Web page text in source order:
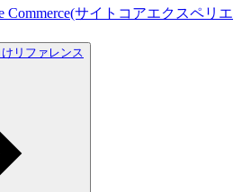
Commerce(サイトコアエクスペリエ
リファレンス